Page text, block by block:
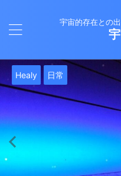
宇宙的存在との
日常 津留晃一
バシャール 津留晃一
Healy 日常
バシャール
日常
日常
Healy 日常 津留晃一
日常
Healy 日常
日常